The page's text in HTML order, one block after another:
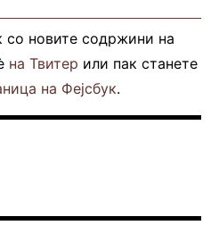
со новите содржини на
на Твитер или пак станете
на Фејсбук.